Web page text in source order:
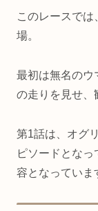
このレースでは
場。
最初は無名のウ
の走りを見せ、
第1話は、オグ
ピソードとな
容となっていま